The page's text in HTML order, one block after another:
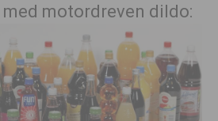
motordreven dildo: